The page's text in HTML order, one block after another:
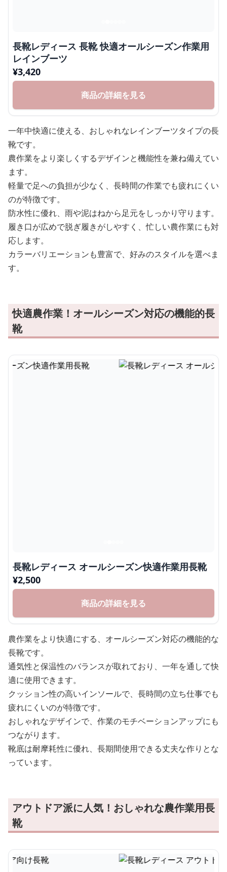
長靴レディース 長靴 快適オールシーズン作業用
レインブーツ
¥3,420
商品の詳細を見る
一年中快適に使える、おしゃれなレインブーツタイプの長
靴です。
農作業をより楽しくするデザインと機能性を兼ね備えてい
ます。
軽量で足への負担が少なく、長時間の作業でも疲れにくい
のが特徴です。
防水性に優れ、雨や泥はねから足元をしっかり守ります。
履き口が広めで脱ぎ履きがしやすく、忙しい農作業にも対
応します。
カラーバリエーションも豊富で、好みのスタイルを選べま
す。
快適農作業！オールシーズン対応の機能的長
靴
長靴レディース オールシーズン快適作業用長靴
¥2,500
商品の詳細を見る
農作業をより快適にする、オールシーズン対応の機能的な
長靴です。
通気性と保温性のバランスが取れており、一年を通して快
適に使用できます。
クッション性の高いインソールで、長時間の立ち仕事でも
疲れにくいのが特徴です。
おしゃれなデザインで、作業のモチベーションアップにも
つながります。
靴底は耐摩耗性に優れ、長期間使用できる丈夫な作りとな
っています。
アウトドア派に人気！おしゃれな農作業用長
靴